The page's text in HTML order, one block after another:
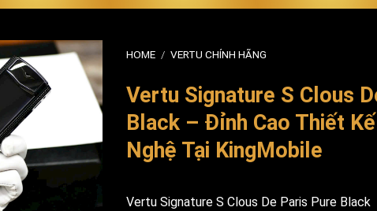
HOME / VERTU CHÍNH HÃNG
Vertu Signature S Clous
Black – Đỉnh Cao Thiết
Nghệ Tại KingMobile
Vertu Signature S Clous De Paris Pure Black